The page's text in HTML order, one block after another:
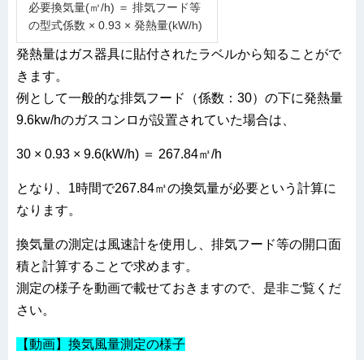
必要換気量(㎥/h) ＝ 排気フード等
の型式係数 × 0.93 × 発熱量(kW/h)
発熱量はガス器具に貼付されたラベルから知ることがで
きます。
例として一般的な排気フード（係数：30）の下に発熱量
9.6kw/hのガスコンロが設置されていた場合は、
30 × 0.93 × 9.6(kW/h) ＝ 267.84㎥/h
となり、1時間で267.84㎥の換気量が必要という計算に
なります。
換気量の測定は風速計を使用し、排気フード等の開口面
積と計算することで求めます。
測定の様子を動画で載せておきますので、是非ご覧くだ
さい。
【動画】換気風量測定の様子